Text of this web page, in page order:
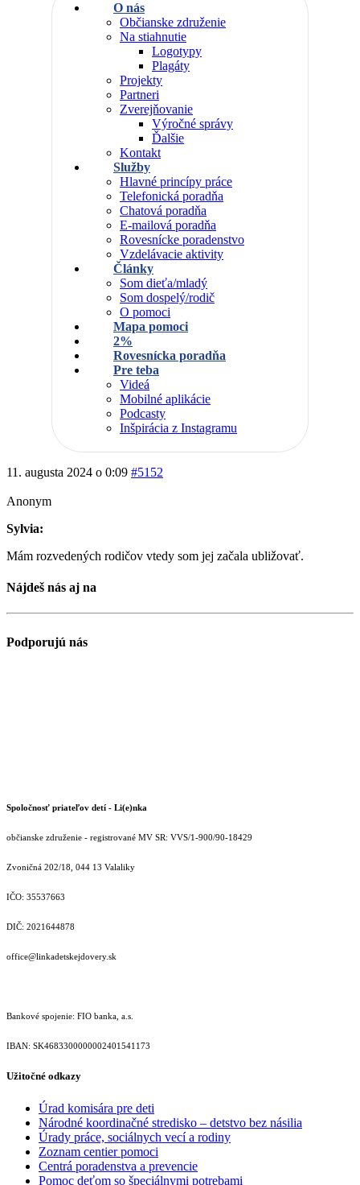
O nás
Občianske združenie
Na stiahnutie
Logotypy
Plagáty
Projekty
Partneri
Zverejňovanie
Výročné správy
Ďalšie
Kontakt
Služby
Hlavné princípy práce
Telefonická poradňa
Chatová poradňa
E-mailová poradňa
Rovesnícke poradenstvo
Vzdelávacie aktivity
Články
Som dieťa/mladý
Som dospelý/rodič
O pomoci
Mapa pomoci
2%
Rovesnícka poradňa
Pre teba
Videá
Mobilné aplikácie
Podcasty
Inšpirácia z Instagramu
11. augusta 2024 o 0:09 #5152
Anonym
Sylvia:
Mám rozvedených rodičov vtedy som jej začala ubližovať.
Nájdeš nás aj na
Podporujú nás
Spoločnosť priateľov detí - Li(e)nka
občianske združenie - registrované MV SR: VVS/1-900/90-18429
Zvoničná 202/18, 044 13 Valaliky
IČO: 35537663
DIČ: 2021644878
office@linkadetskejdovery.sk
Bankové spojenie: FIO banka, a.s.
IBAN: SK46833000000­02401541173
Užitočné odkazy
Úrad komisára pre deti
Národné koordinačné stredisko – detstvo bez násilia
Úrady práce, sociálnych vecí a rodiny
Zoznam centier pomoci
Centrá poradenstva a prevencie
Pomoc deťom so špeciálnymi potrebami